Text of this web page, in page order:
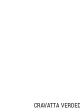
CRAVATTA